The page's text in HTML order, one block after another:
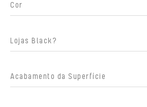
Cor
Lojas Black?
Acabamento da Superfície